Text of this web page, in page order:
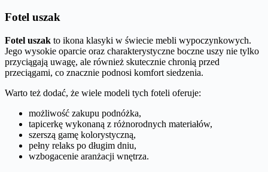
Fotel uszak
Fotel uszak to ikona klasyki w świecie mebli wypoczynkowych.
Jego wysokie oparcie oraz charakterystyczne boczne uszy nie tylko
przyciągają uwagę, ale również skutecznie chronią przed
przeciągami, co znacznie podnosi komfort siedzenia.
Warto też dodać, że wiele modeli tych foteli oferuje:
możliwość zakupu podnóżka,
tapicerkę wykonaną z różnorodnych materiałów,
szerszą gamę kolorystyczną,
pełny relaks po długim dniu,
wzbogacenie aranżacji wnętrza.